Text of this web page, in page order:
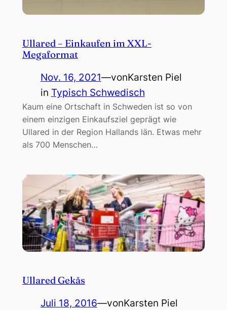
Ullared – Einkaufen im XXL-
Megaformat
Nov. 16, 2021—vonKarsten Piel
in Typisch Schwedisch
Kaum eine Ortschaft in Schweden ist so von
einem einzigen Einkaufsziel geprägt wie
Ullared in der Region Hallands län. Etwas mehr
als 700 Menschen…
Ullared Gekås
Juli 18, 2016—vonKarsten Piel